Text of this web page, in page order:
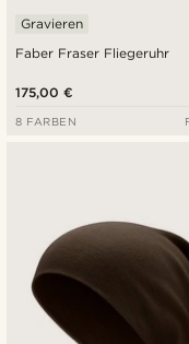
Faber Fraser Fliegeruhr
Gravieren
175,00 €
8 FARBEN